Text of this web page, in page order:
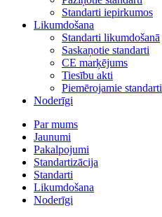
Standarti iepirkumos
Likumdošana
Standarti likumdošanā
Saskaņotie standarti
CE marķējums
Tiesību akti
Piemērojamie standarti
Noderīgi
Par mums
Jaunumi
Pakalpojumi
Standartizācija
Standarti
Likumdošana
Noderīgi